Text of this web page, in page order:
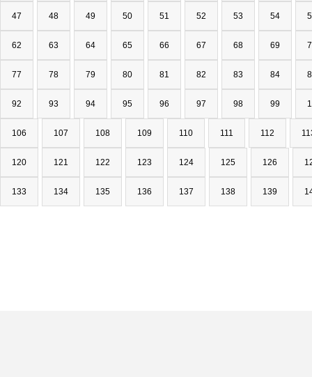
47 48 49 50 51 52 53 54
62 63 64 65 66 67 68 69
77 78 79 80 81 82 83 84
92 93 94 95 96 97 98 99
106 107 108 109 110 111 112
120 121 122 123 124 125 126
133 134 135 136 137 138 139